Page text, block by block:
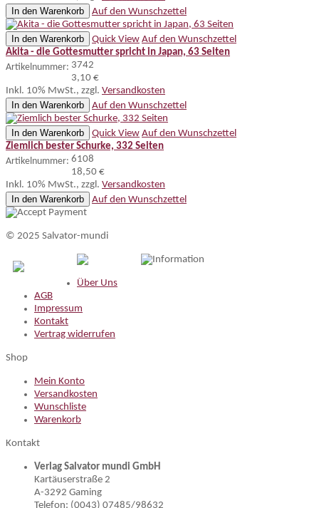
In den Warenkorb
Auf den Wunschzettel
In den Warenkorb Quick View Auf den Wunschzettel
Akita - die Gottesmutter spricht in Japan, 63 Seiten
Artikelnummer: 3742
3,10 €
Inkl. 10% MwSt., zzgl. Versandkosten
In den Warenkorb
Auf den Wunschzettel
In den Warenkorb Quick View Auf den Wunschzettel
Ziemlich bester Schurke, 332 Seiten
Artikelnummer: 6108
18,50 €
Inkl. 10% MwSt., zzgl. Versandkosten
In den Warenkorb
Auf den Wunschzettel
© 2025 Salvator-mundi
Information
Über Uns
AGB
Impressum
Kontakt
Vertrag widerrufen
Shop
Mein Konto
Versandkosten
Wunschliste
Warenkorb
Kontakt
Verlag Salvator mundi GmbH
Kartäuserstraße 2
A-3292 Gaming
Telefon: (0043) 07485/98632